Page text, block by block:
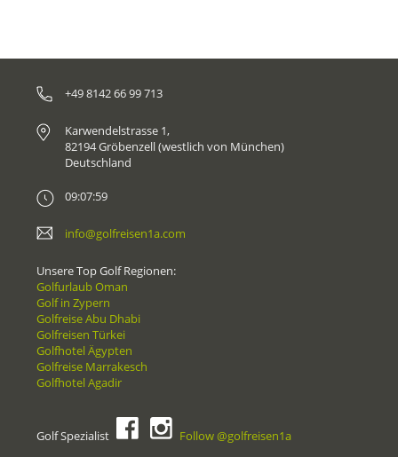
+49 8142 66 99 713
Karwendelstrasse 1,
82194 Gröbenzell (westlich von München)
Deutschland
09:07:59
info@golfreisen1a.com
Unsere Top Golf Regionen:
Golfurlaub Oman
Golf in Zypern
Golfreise Abu Dhabi
Golfreisen Türkei
Golfhotel Ägypten
Golfreise Marrakesch
Golfhotel Agadir
Golf Spezialist Follow @golfreisen1a